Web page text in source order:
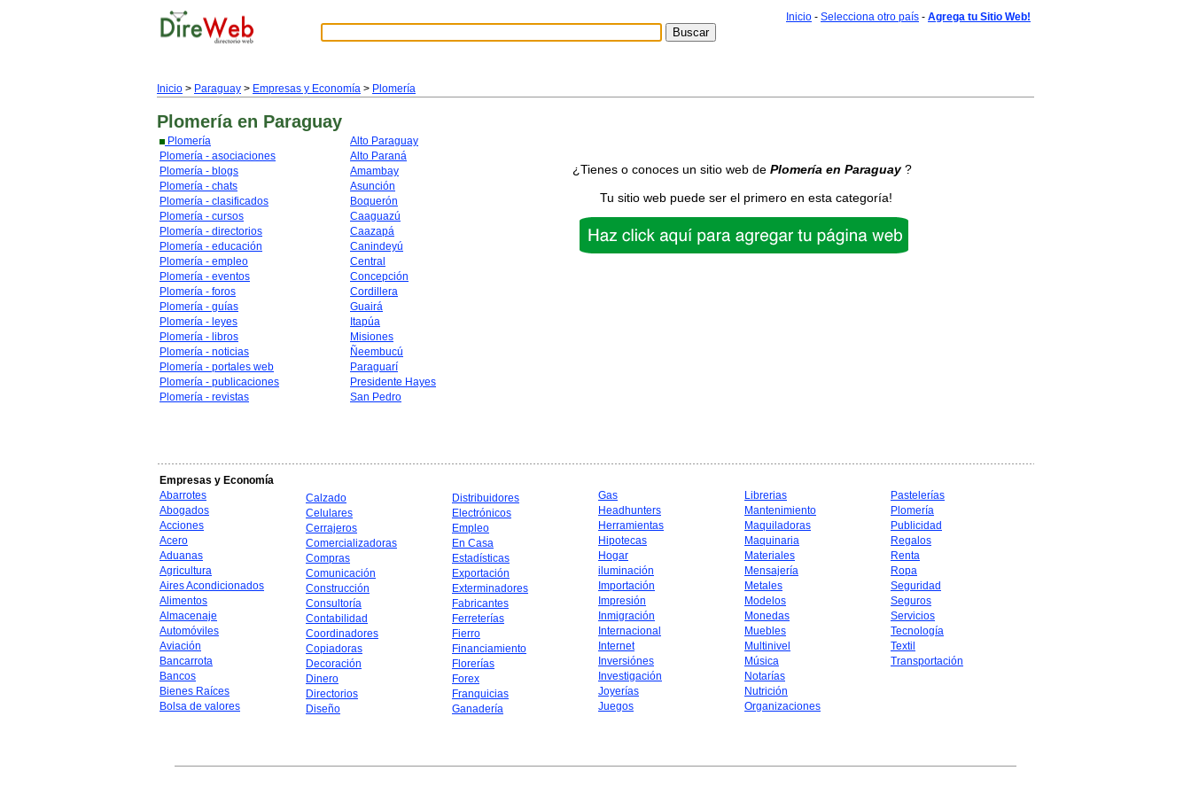
Inicio - Selecciona otro país - Agrega tu Sitio Web!
Inicio > Paraguay > Empresas y Economía > Plomería
Plomería en Paraguay
Plomería
Plomería - asociaciones
Plomería - blogs
Plomería - chats
Plomería - clasificados
Plomería - cursos
Plomería - directorios
Plomería - educación
Plomería - empleo
Plomería - eventos
Plomería - foros
Plomería - guías
Plomería - leyes
Plomería - libros
Plomería - noticias
Plomería - portales web
Plomería - publicaciones
Plomería - revistas
Alto Paraguay
Alto Paraná
Amambay
Asunción
Boquerón
Caaguazú
Caazapá
Canindeyú
Central
Concepción
Cordillera
Guairá
Itapúa
Misiones
Ñeembucú
Paraguarí
Presidente Hayes
San Pedro
¿Tienes o conoces un sitio web de Plomería en Paraguay?
Tu sitio web puede ser el primero en esta categoría!
Empresas y Economía
Abarrotes
Abogados
Acciones
Acero
Aduanas
Agricultura
Aires Acondicionados
Alimentos
Almacenaje
Automóviles
Aviación
Bancarrota
Bancos
Bienes Raíces
Bolsa de valores
Calzado
Celulares
Cerrajeros
Comercializadoras
Compras
Comunicación
Construcción
Consultoría
Contabilidad
Coordinadores
Copiadoras
Decoración
Dinero
Directorios
Diseño
Distribuidores
Electrónicos
Empleo
En Casa
Estadísticas
Exportación
Exterminadores
Fabricantes
Ferreterías
Fierro
Financiamiento
Florerías
Forex
Franquicias
Ganadería
Gas
Headhunters
Herramientas
Hipotecas
Hogar
iluminación
Importación
Impresión
Inmigración
Internacional
Internet
Inversiónes
Investigación
Joyerías
Juegos
Librerias
Mantenimiento
Maquiladoras
Maquinaria
Materiales
Mensajería
Metales
Modelos
Monedas
Muebles
Multinivel
Música
Notarías
Nutrición
Organizaciones
Pastelerías
Plomería
Publicidad
Regalos
Renta
Ropa
Seguridad
Seguros
Servicios
Tecnología
Textil
Transportación